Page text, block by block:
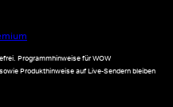
Programmhinweise für WOW
Produkthinweise auf Live-Sendern bleiben